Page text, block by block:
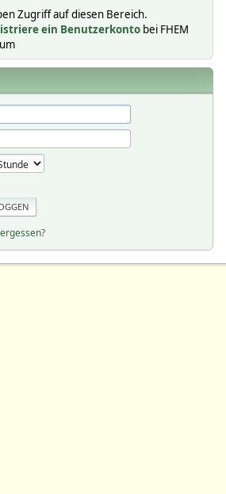
Zugriff auf diesen Bereich.
ein Benutzerkontobei FHEM